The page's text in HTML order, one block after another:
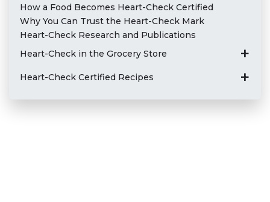
How a Food Becomes Heart-Check Certified
Why You Can Trust the Heart-Check Mark
Heart-Check Research and Publications
Heart-Check in the Grocery Store
Heart-Check Certified Recipes